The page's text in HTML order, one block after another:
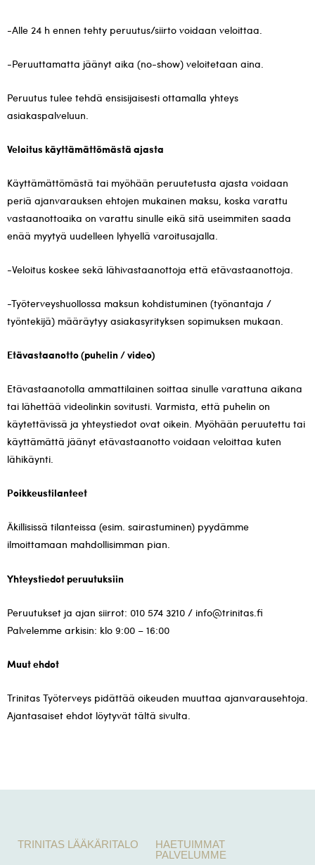
-Alle 24 h ennen tehty peruutus/siirto voidaan veloittaa.
-Peruuttamatta jäänyt aika (no-show) veloitetaan aina.
Peruutus tulee tehdä ensisijaisesti ottamalla yhteys
asiakaspalveluun.
Veloitus käyttämättömästä ajasta
Käyttämättömästä tai myöhään peruutetusta ajasta voidaan
periä ajanvarauksen ehtojen mukainen maksu, koska varattu
vastaanottoaika on varattu sinulle eikä sitä useimmiten saada
enää myytyä uudelleen lyhyellä varoitusajalla.
-Veloitus koskee sekä lähivastaanottoja että etävastaanottoja.
-Työterveyshuollossa maksun kohdistuminen (työnantaja /
työntekijä) määräytyy asiakasyrityksen sopimuksen mukaan.
Etävastaanotto (puhelin / video)
Etävastaanotolla ammattilainen soittaa sinulle varattuna aikana
tai lähettää videolinkin sovitusti. Varmista, että puhelin on
käytettävissä ja yhteystiedot ovat oikein. Myöhään peruutettu tai
käyttämättä jäänyt etävastaanotto voidaan veloittaa kuten
lähikäynti.
Poikkeustilanteet
Äkillisissä tilanteissa (esim. sairastuminen) pyydämme
ilmoittamaan mahdollisimman pian.
Yhteystiedot peruutuksiin
Peruutukset ja ajan siirrot: 010 574 3210 / info@trinitas.fi
Palvelemme arkisin: klo 9:00 – 16:00
Muut ehdot
Trinitas Työterveys pidättää oikeuden muuttaa ajanvarausehtoja.
Ajantasaiset ehdot löytyvät tältä sivulta.
TRINITAS LÄÄKÄRITALO
HAETUIMMAT
PALVELUMME